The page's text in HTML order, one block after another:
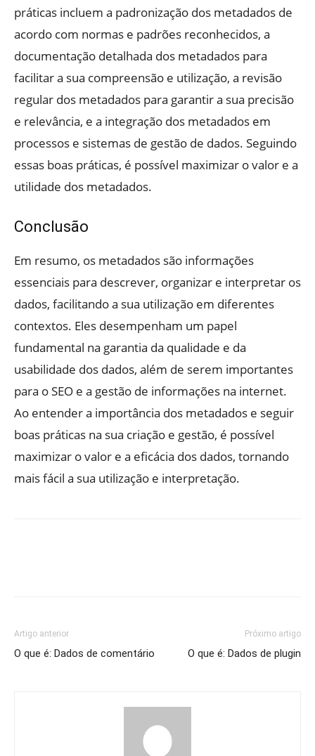
práticas incluem a padronização dos metadados de
acordo com normas e padrões reconhecidos, a
documentação detalhada dos metadados para
facilitar a sua compreensão e utilização, a revisão
regular dos metadados para garantir a sua precisão
e relevância, e a integração dos metadados em
processos e sistemas de gestão de dados. Seguindo
essas boas práticas, é possível maximizar o valor e a
utilidade dos metadados.
Conclusão
Em resumo, os metadados são informações
essenciais para descrever, organizar e interpretar os
dados, facilitando a sua utilização em diferentes
contextos. Eles desempenham um papel
fundamental na garantia da qualidade e da
usabilidade dos dados, além de serem importantes
para o SEO e a gestão de informações na internet.
Ao entender a importância dos metadados e seguir
boas práticas na sua criação e gestão, é possível
maximizar o valor e a eficácia dos dados, tornando
mais fácil a sua utilização e interpretação.
Artigo anterior
O que é: Dados de comentário
Próximo artigo
O que é: Dados de plugin